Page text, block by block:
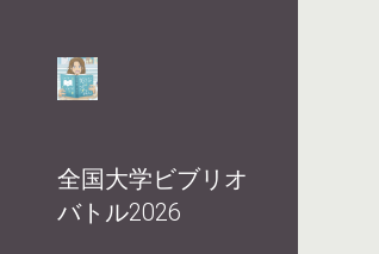
全国大学ビブリオ
バトル2026